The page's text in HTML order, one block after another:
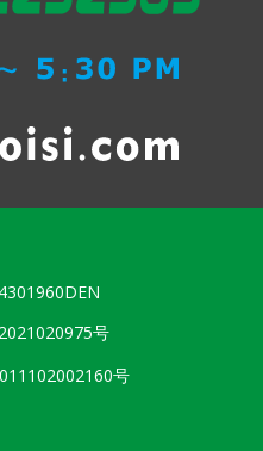
4301960DEN
号
号